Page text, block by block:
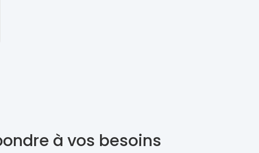
à vos besoins